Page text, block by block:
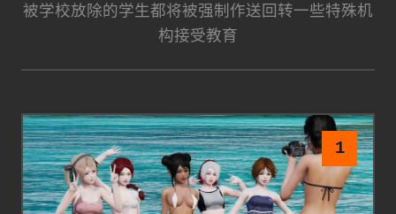
被学校放除的学生都将被强制作送回转一些特殊机
构接受教育
1